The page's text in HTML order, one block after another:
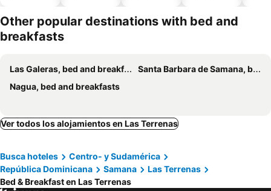
mascotas
Other popular destinations with bed and
breakfasts
Las Galeras, bed and breakfasts
Santa Barbara de Samana, bed and breakfasts
Nagua, bed and breakfasts
Ver todos los alojamientos en Las Terrenas
Busca hoteles
Centro- y Sudamérica
República Dominicana
Samana
Las Terrenas
Bed & Breakfast en Las Terrenas